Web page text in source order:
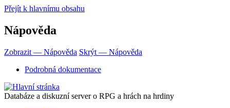
Přejít k hlavnímu obsahu
Nápověda
Zobrazit — Nápověda Skrýt — Nápověda
Podrobná dokumentace
Databáze a diskuzní server o RPG a hrách na hrdiny